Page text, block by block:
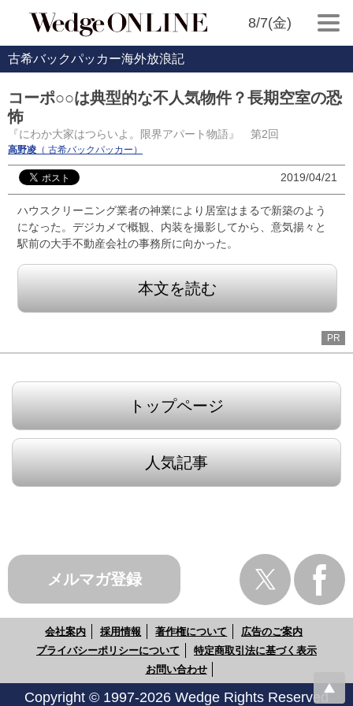
8/7(金)
古希バックパッカー海外放浪記
コーポ○○は典型的な不人気物件？長期空室の恐
怖
『にわか大家はつらいよ。限界アパート物語』 第2回
高野凌 （ 古希バックパッカー）
2019/04/21
ハウスクリーニング業者の神業により居室はまるで新築のよう
になった。デジカメで概観、内装を撮影してから、意気揚々と
駅前の大手不動産会社の事務所に向かった。
本文を読む
PR
トップページ
人気記事
メルマガ登録
会社案内 採用情報 著作権について
広告のご案内
プライバシーポリシーについて
特定商取引法に基づく表示
お問い合わせ
Copyright © 1997-2026 Wedge Rights Reserved